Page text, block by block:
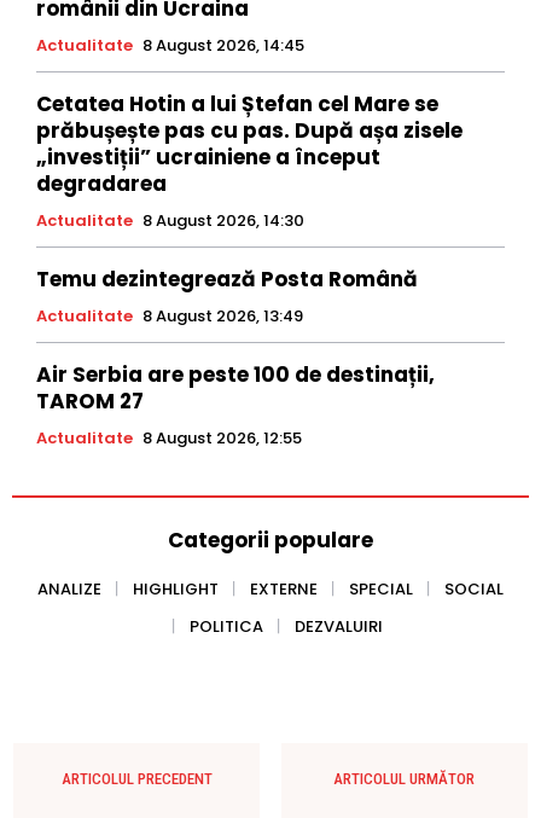
românii din Ucraina
Actualitate 8 August 2026, 14:45
Cetatea Hotin a lui Ștefan cel Mare se
prăbușește pas cu pas. După așa zisele
„investiții” ucrainiene a început
degradarea
Actualitate 8 August 2026, 14:30
Temu dezintegrează Posta Română
Actualitate 8 August 2026, 13:49
Air Serbia are peste 100 de destinații,
TAROM 27
Actualitate 8 August 2026, 12:55
Categorii populare
ANALIZE HIGHLIGHT EXTERNE SPECIAL
SOCIAL
POLITICA
DEZVALUIRI
ARTICOLUL PRECEDENT ARTICOLUL URMĂTOR